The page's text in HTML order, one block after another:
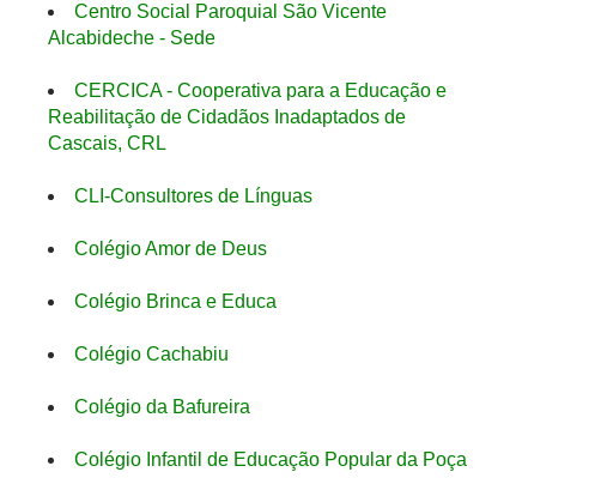
Centro Social Paroquial São Vicente
Alcabideche - Sede
CERCICA - Cooperativa para a Educação e
Reabilitação de Cidadãos Inadaptados de
Cascais, CRL
CLI-Consultores de Línguas
Colégio Amor de Deus
Colégio Brinca e Educa
Colégio Cachabiu
Colégio da Bafureira
Colégio Infantil de Educação Popular da Poça